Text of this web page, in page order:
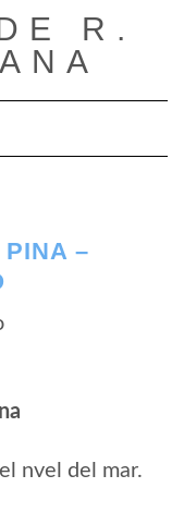
R.
de navegación
–
nvel del mar.